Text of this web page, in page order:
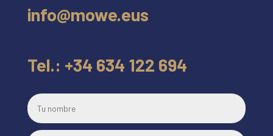
info@mowe.eus
Tel.: +34 634 122 694